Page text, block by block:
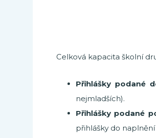
Celková kapacita školní
Přihlášky podané
nejmladších).
Přihlášky podané
přihlášky do naplnění